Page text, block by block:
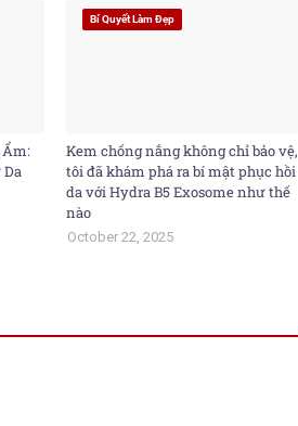
Ẩm:
Da
Bí Quyết Làm Đẹp
Kem chống nắng không chỉ bảo vệ,
tôi đã khám phá ra bí mật phục hồi
da với Hydra B5 Exosome như thế
nào
October 22, 2025